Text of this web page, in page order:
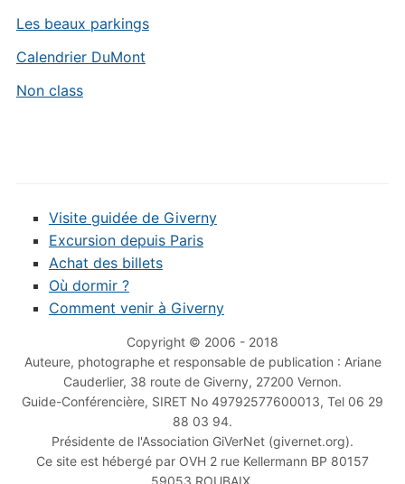
Les beaux parkings
Calendrier DuMont
Non class
Visite guidée de Giverny
Excursion depuis Paris
Achat des billets
Où dormir ?
Comment venir à Giverny
Copyright © 2006 - 2018
Auteure, photographe et responsable de publication : Ariane
Cauderlier, 38 route de Giverny, 27200 Vernon.
Guide-Conférencière, SIRET No 49792577600013, Tel 06 29
88 03 94.
Présidente de l'Association GiVerNet (givernet.org).
Ce site est hébergé par OVH 2 rue Kellermann BP 80157
59053 ROUBAIX.